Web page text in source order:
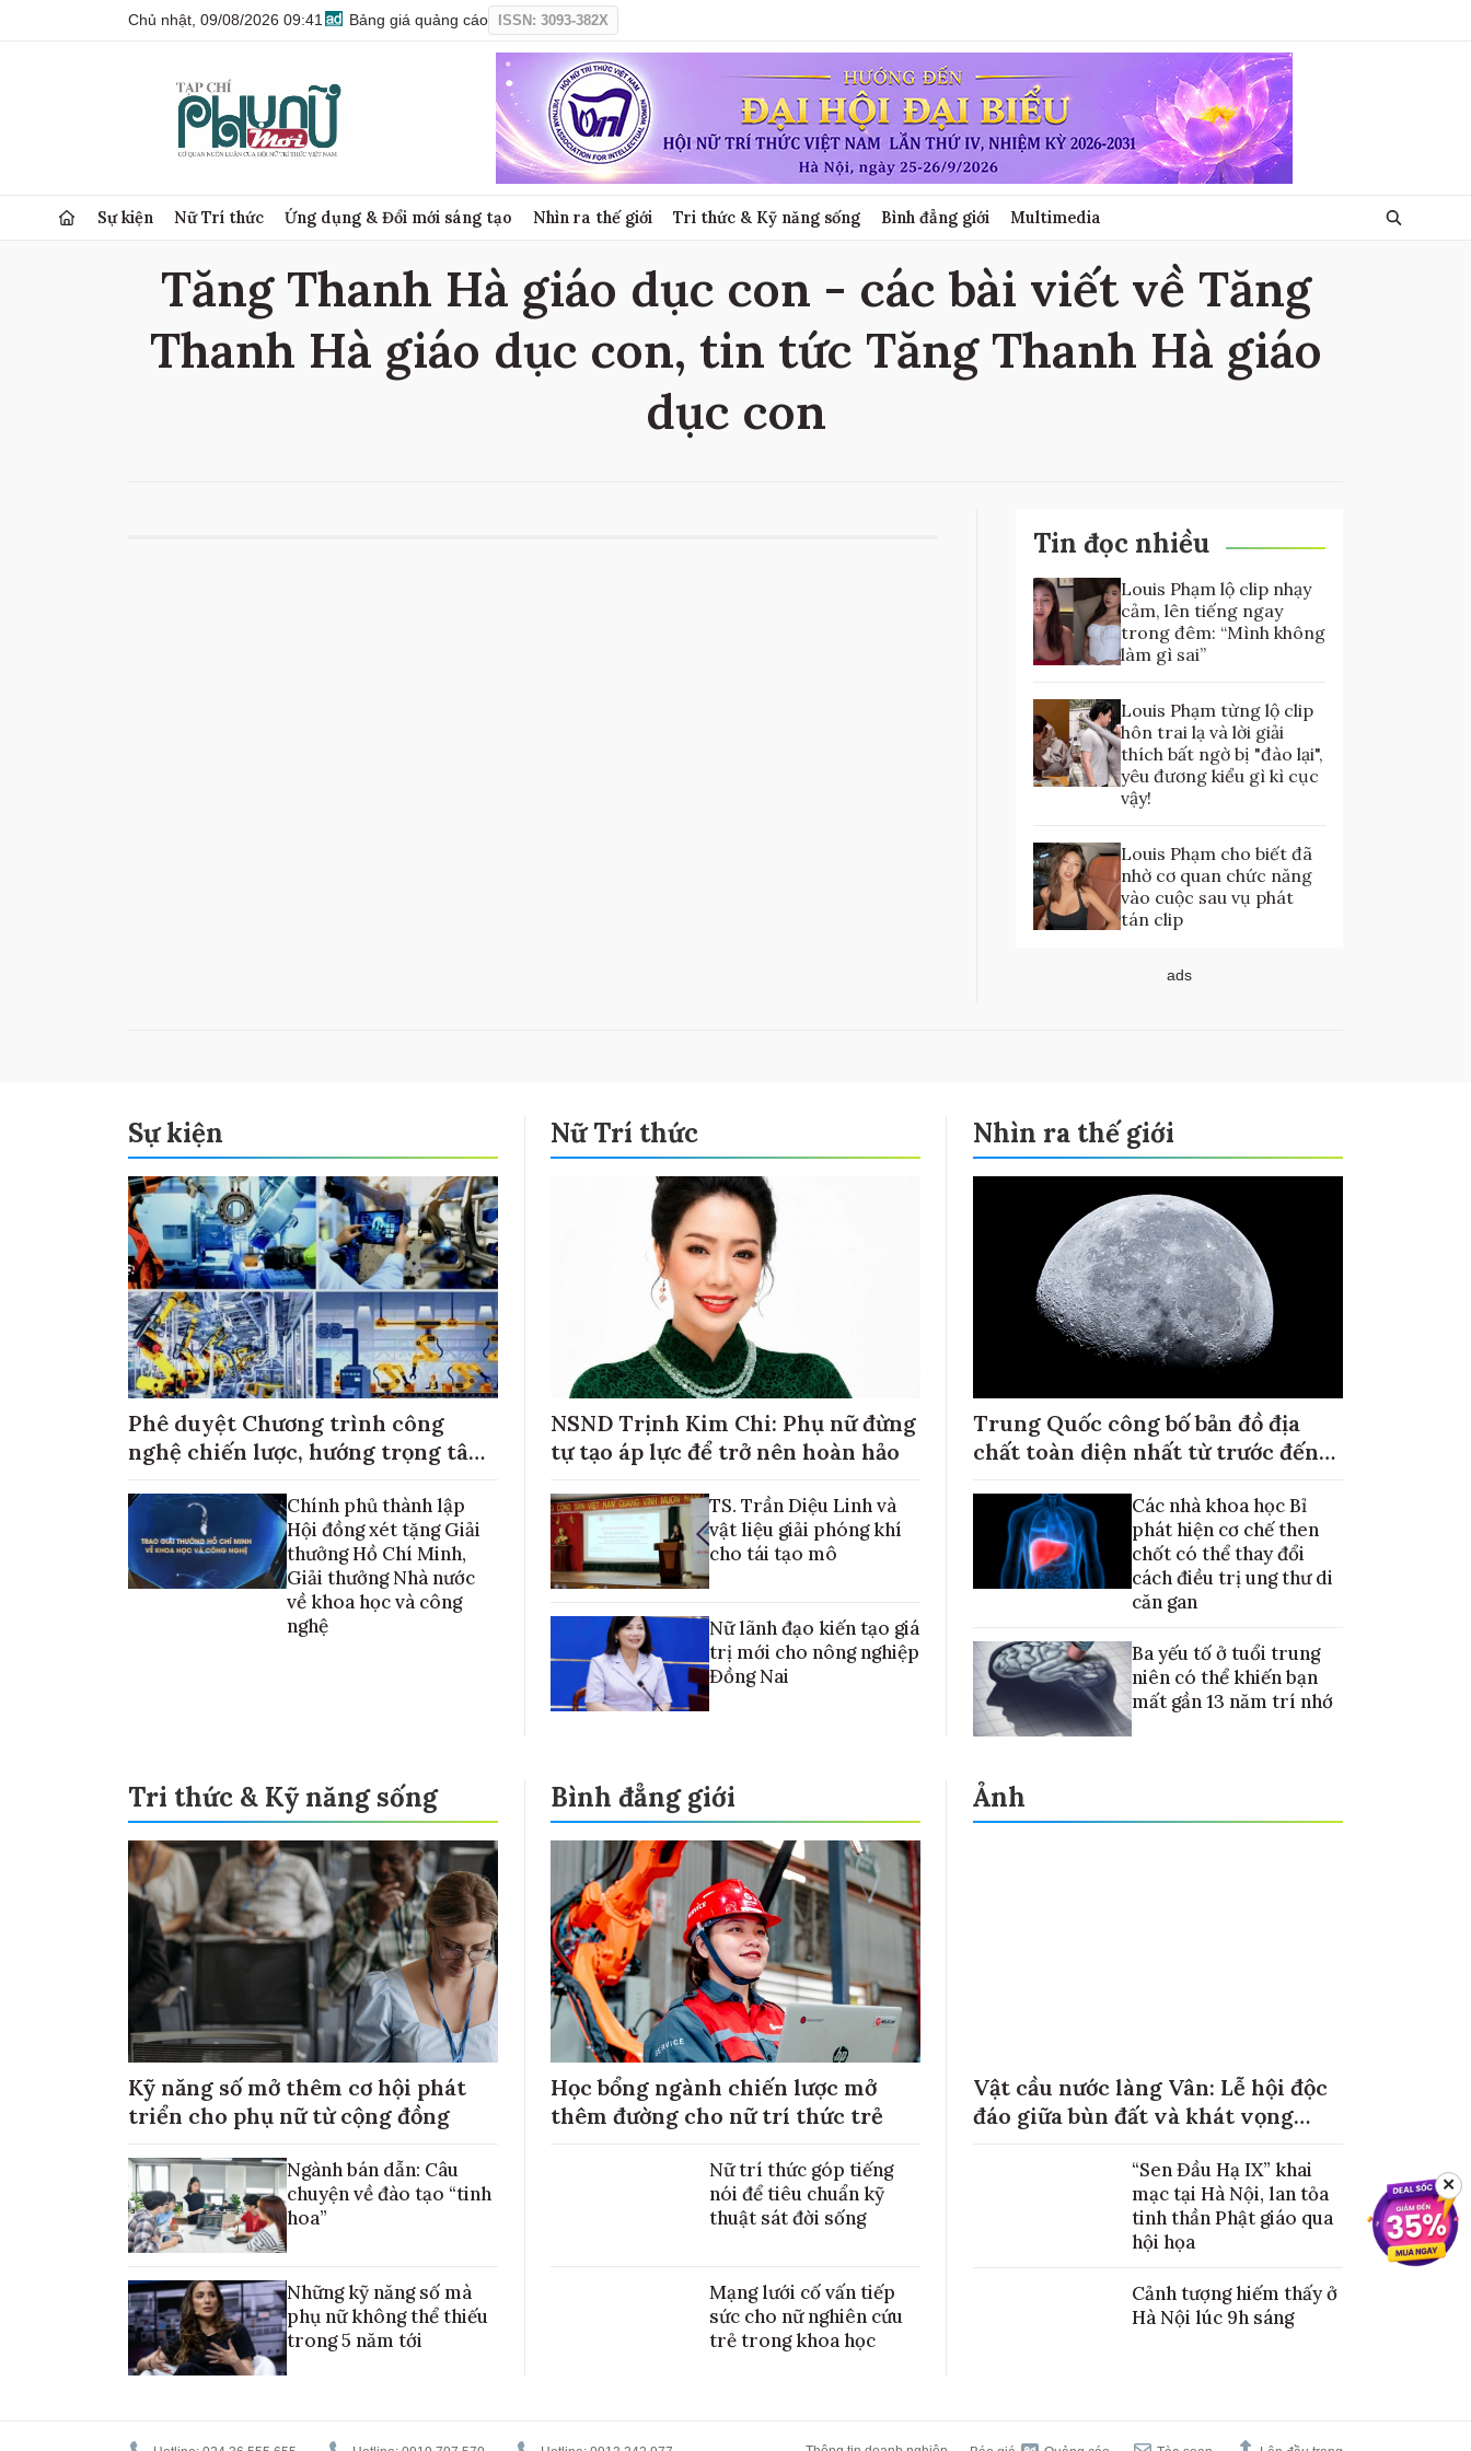
Chủ nhật, 09/08/2026 09:41 Bảng giá quảng cáo ISSN: 3093-382X
Sự kiện Nữ Trí thức Ứng dụng & Đổi mới sáng tạo Nhìn ra thế giới Tri thức & Kỹ năng sống Bình đẳng giới Multimedia
Tăng Thanh Hà giáo dục con - các bài viết về Tăng
Thanh Hà giáo dục con, tin tức Tăng Thanh Hà giáo
dục con
Tin đọc nhiều
Louis Phạm lộ clip nhạy
cảm, lên tiếng ngay
trong đêm: “Mình không
làm gì sai”
Louis Phạm từng lộ clip
hôn trai lạ và lời giải
thích bất ngờ bị "đào lại",
yêu đương kiểu gì kì cục
vậy!
Louis Phạm cho biết đã
nhờ cơ quan chức năng
vào cuộc sau vụ phát
tán clip
ads
Sự kiện
Phê duyệt Chương trình công
nghệ chiến lược, hướng trọng tâm
Chính phủ thành lập
Hội đồng xét tặng Giải
thưởng Hồ Chí Minh,
Giải thưởng Nhà nước
về khoa học và công
nghệ
Nữ Trí thức
NSND Trịnh Kim Chi: Phụ nữ đừng
tự tạo áp lực để trở nên hoàn hảo
TS. Trần Diệu Linh và
vật liệu giải phóng khí
cho tái tạo mô
Nữ lãnh đạo kiến tạo giá
trị mới cho nông nghiệp
Đồng Nai
Nhìn ra thế giới
Trung Quốc công bố bản đồ địa
chất toàn diện nhất từ trước đến
Các nhà khoa học Bỉ
phát hiện cơ chế then
chốt có thể thay đổi
cách điều trị ung thư di
căn gan
Ba yếu tố ở tuổi trung
niên có thể khiến bạn
mất gần 13 năm trí nhớ
Tri thức & Kỹ năng sống
Kỹ năng số mở thêm cơ hội phát
triển cho phụ nữ từ cộng đồng
Ngành bán dẫn: Câu
chuyện về đào tạo “tinh
hoa”
Những kỹ năng số mà
phụ nữ không thể thiếu
trong 5 năm tới
Bình đẳng giới
Học bổng ngành chiến lược mở
thêm đường cho nữ trí thức trẻ
Nữ trí thức góp tiếng
nói để tiêu chuẩn kỹ
thuật sát đời sống
Mạng lưới cố vấn tiếp
sức cho nữ nghiên cứu
trẻ trong khoa học
Ảnh
Vật cầu nước làng Vân: Lễ hội độc
đáo giữa bùn đất và khát vọng
“Sen Đầu Hạ IX” khai
mạc tại Hà Nội, lan tỏa
tinh thần Phật giáo qua
hội họa
Cảnh tượng hiếm thấy ở
Hà Nội lúc 9h sáng
✕